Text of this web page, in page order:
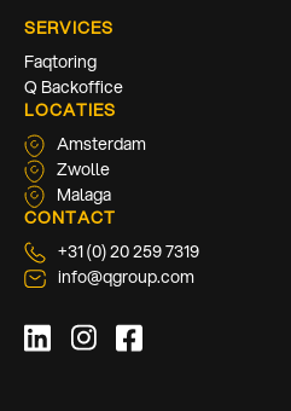
SERVICES
Faqtoring
Q Backoffice
LOCATIES
Amsterdam
Zwolle
Malaga
CONTACT
+31 (0) 20 259 7319
info@qgroup.com